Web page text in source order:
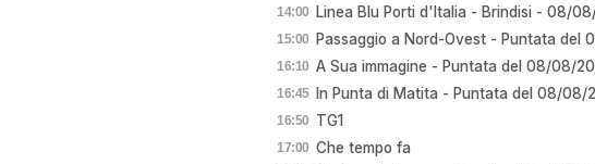
14:00 Linea Blu Porti d'Italia - Brindisi - 08/
15:00 Passaggio a Nord-Ovest - Puntata del
16:10 A Sua immagine - Puntata del 08/08/
16:45 In Punta di Matita - Puntata del 08/08/
16:50 TG1
17:00 Che tempo fa